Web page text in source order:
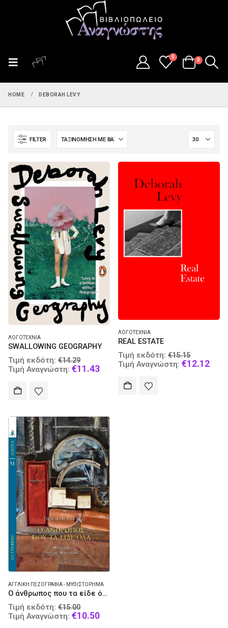
0
0
HOME DEBORAH LEVY
FILTER
ΛΟΓΟΤΕΧΝΊΑ
SWALLOWING GEOGRAPHY
Τιμή εκδότη: €14.29
price
Τιμή Αναγνώστη: €11.43Current
ΛΟΓΟΤΕΧΝΊΑ
REAL ESTATE
Τιμή εκδότη: €15.15
price
Τιμή Αναγνώστη: €12.12
ΑΓΓΛΙΚΉ ΠΕΖΟΓΡΑΦΊΑ - ΜΥΘΙΣΤΌΡΗΜΑ
Ο άνθρωπος που τα είδε όλα
Τιμή εκδότη: €15.00
price
Τιμή Αναγνώστη: €10.50Current